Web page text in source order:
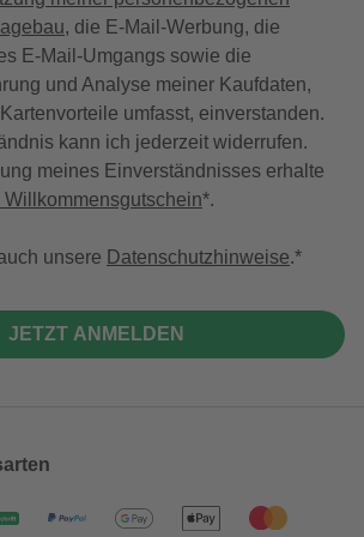
, die E-Mail-Werbung, die
E-Mail-Umgangs sowie die
und Analyse meiner Kaufdaten,
umfasst, einverstanden.
kann ich jederzeit widerrufen.
meines Einverständnisses erhalte
Willkommensgutschein*.
unsere Datenschutzhinweise.
JETZT ANMELDEN